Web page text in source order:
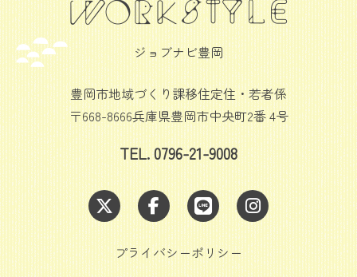
ジョブナビ豊岡
豊岡市地域づくり課移住定住・若者係
〒668-8666兵庫県豊岡市中央町2番 4号
TEL. 0796-21-9008
プライバシーポリシー